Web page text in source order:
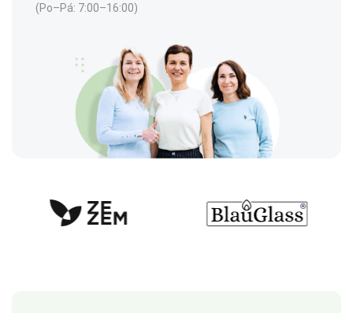
(Po–Pá: 7:00–16:00)